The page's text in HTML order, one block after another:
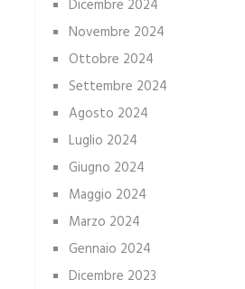
Dicembre 2024
Novembre 2024
Ottobre 2024
Settembre 2024
Agosto 2024
Luglio 2024
Giugno 2024
Maggio 2024
Marzo 2024
Gennaio 2024
Dicembre 2023